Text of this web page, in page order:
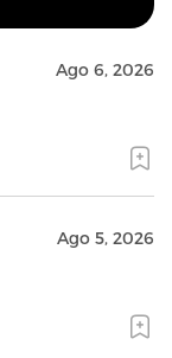
Ago 6, 2026
Ago 5, 2026